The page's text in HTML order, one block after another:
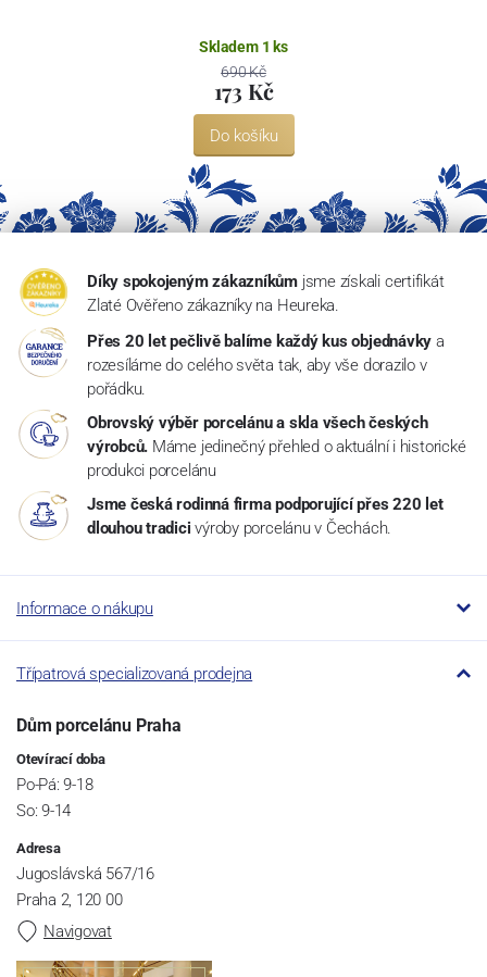
Skladem 1 ks
690 Kč
173 Kč
Do košíku
Díky spokojeným zákazníkům jsme získali certifikát
Zlaté Ověřeno zákazníky na Heureka.
Přes 20 let pečlivě balíme každý kus objednávky a
rozesíláme do celého světa tak, aby vše dorazilo v
pořádku.
Obrovský výběr porcelánu a skla všech českých
výrobců. Máme jedinečný přehled o aktuální i historické
produkci porcelánu
Jsme česká rodinná firma podporující přes 220 let
dlouhou tradici výroby porcelánu v Čechách.
Informace o nákupu
Třípatrová specializovaná prodejna
Dům porcelánu Praha
Otevírací doba
Po-Pá: 9-18
So: 9-14
Adresa
Jugoslávská 567/16
Praha 2, 120 00
Navigovat